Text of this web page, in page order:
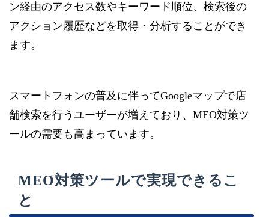
ン経由のアクセス数やキーワード順位、検索後の
アクション履歴などを取得・分析することができ
ます。
スマートフォンの普及に伴ってGoogleマップで店
舗検索を行うユーザーが増えており、MEO対策ツ
ールの需要も高まっています。
MEO対策ツールで実現できるこ
と